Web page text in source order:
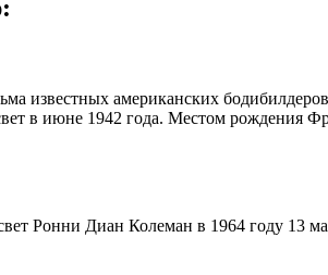
известных американских
в июне 1942 года. Местом рождения
Ронни Диан Колеман в 1964 году 13